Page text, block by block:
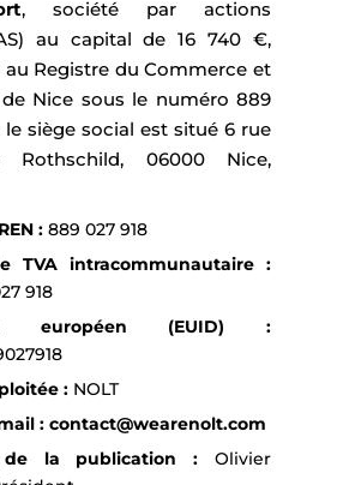
, société par actions
au capital de 16 740 €,
Registre du Commerce et
Nice sous le numéro 889
le siège social est situé 6 rue
Rothschild, 06000 Nice,
: 889 027 918
TVA intracommunautaire :
918
européen (EUID) :
: NOLT
: contact@wearenolt.com
de la publication : Olivier